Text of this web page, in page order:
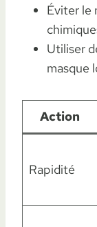
Éviter le
Utiliser
masque
Action
Rapidité